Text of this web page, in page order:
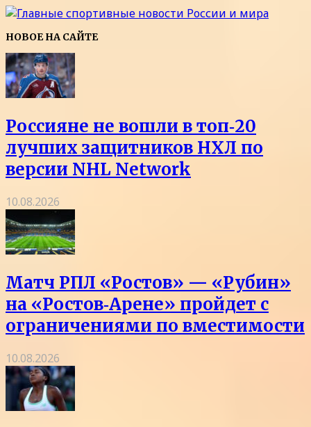
НОВОЕ НА САЙТЕ
Россияне не вошли в топ‑20
лучших защитников НХЛ по
версии NHL Network
10.08.2026
Матч РПЛ «Ростов» — «Рубин»
на «Ростов‑Арене» пройдет с
ограничениями по вместимости
10.08.2026